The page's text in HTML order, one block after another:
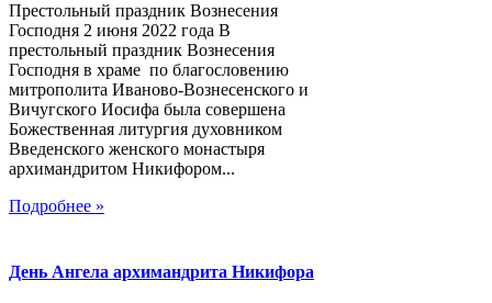
Престольный праздник Вознесения
Господня 2 июня 2022 года В
престольный праздник Вознесения
Господня в храме по благословению
митрополита Иваново-Вознесенского и
Вичугского Иосифа была совершена
Божественная литургия духовником
Введенского женского монастыря
архимандритом Никифором...
Подробнее »
День Ангела архимандрита Никифора